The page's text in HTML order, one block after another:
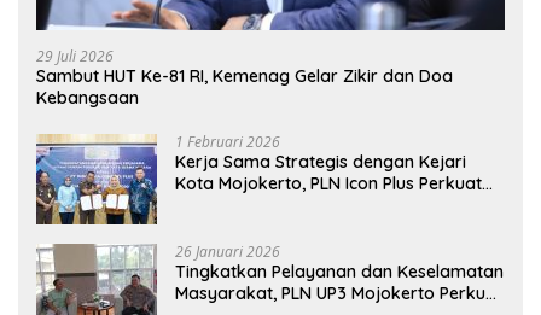
29 Juli 2026
Sambut HUT Ke-81 RI, Kemenag Gelar Zikir dan Doa
Kebangsaan
1 Februari 2026
Kerja Sama Strategis dengan Kejari
Kota Mojokerto, PLN Icon Plus Perkuat
26 Januari 2026
Tingkatkan Pelayanan dan Keselamatan
Masyarakat, PLN UP3 Mojokerto Perkuat